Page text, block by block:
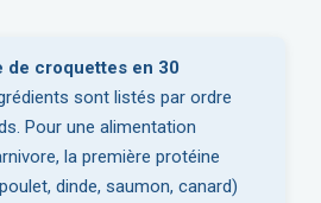
de croquettes en 30
sont listés par ordre
Pour une alimentation
la première protéine
dinde, saumon, canard)